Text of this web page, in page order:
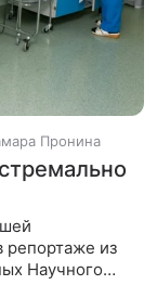
Пронина
репортаже из
Научного